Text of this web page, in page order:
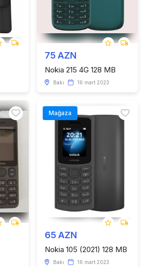
75 AZN
Nokia 215 4G 128 MB
Bakı 16 mart 2023
Mağaza
65 AZN
Nokia 105 (2021) 128 MB
Bakı 16 mart 2023